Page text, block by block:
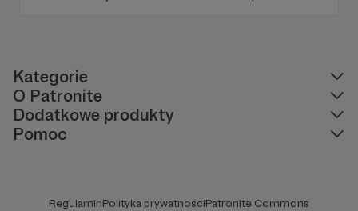
Kategorie
O Patronite
Dodatkowe produkty
Pomoc
RegulaminPolityka prywatnościPatronite Commons